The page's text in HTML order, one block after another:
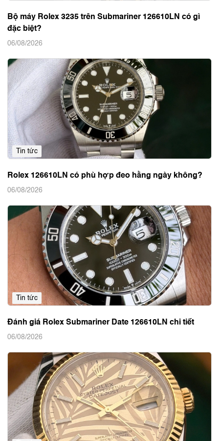
Bộ máy Rolex 3235 trên Submariner 126610LN có gì
đặc biệt?
06/08/2026
Tin tức
Rolex 126610LN có phù hợp đeo hằng ngày không?
06/08/2026
Tin tức
Đánh giá Rolex Submariner Date 126610LN chi tiết
06/08/2026